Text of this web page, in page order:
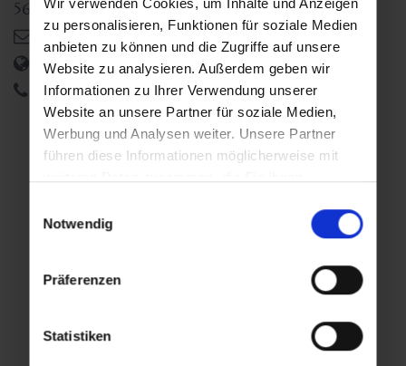
Wir verwenden Cookies, um Inhalte und Anzeigen
zu personalisieren, Funktionen für soziale Medien
anbieten zu können und die Zugriffe auf unsere
Website zu analysieren. Außerdem geben wir
Informationen zu Ihrer Verwendung unserer
Website an unsere Partner für soziale Medien,
Werbung und Analysen weiter. Unsere Partner
führen diese Informationen möglicherweise mit
Nutzung der Dienste gesammelt haben.
Notwendig
Präferenzen
Statistiken
5630Bad Hofgastein,AT
info@hotelblue.at
https://www.hotelblue.at
+43 6432 6230
Additional event days
15.08.2026
Sat